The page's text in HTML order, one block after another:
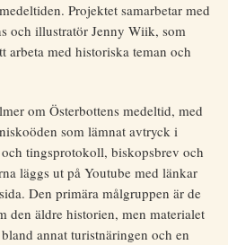
Projektet samarbetar med
och illustratör Jenny Wiik, som
arbeta med historiska teman och
om Österbottens medeltid, med
som lämnat avtryck i
tingsprotokoll, biskopsbrev och
läggs ut på Youtube med länkar
Den primära målgruppen är de
den äldre historien, men materialet
annat turistnäringen och en